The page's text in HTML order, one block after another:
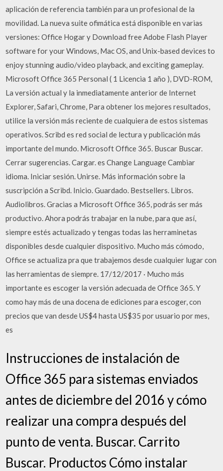
aplicación de referencia también para un profesional de la
movilidad. La nueva suite ofimática está disponible en varias
versiones: Office Hogar y Download free Adobe Flash Player
software for your Windows, Mac OS, and Unix-based devices to
enjoy stunning audio/video playback, and exciting gameplay.
Microsoft Office 365 Personal ( 1 Licencia 1 año ), DVD-ROM,
La versión actual y la inmediatamente anterior de Internet
Explorer, Safari, Chrome, Para obtener los mejores resultados,
utilice la versión más reciente de cualquiera de estos sistemas
operativos. Scribd es red social de lectura y publicación más
importante del mundo. Microsoft Office 365. Buscar Buscar.
Cerrar sugerencias. Cargar. es Change Language Cambiar
idioma. Iniciar sesión. Unirse. Más información sobre la
suscripción a Scribd. Inicio. Guardado. Bestsellers. Libros.
Audiolibros. Gracias a Microsoft Office 365, podrás ser más
productivo. Ahora podrás trabajar en la nube, para que así,
siempre estés actualizado y tengas todas las herraminetas
disponibles desde cualquier dispositivo. Mucho más cómodo,
Office se actualiza pra que trabajemos desde cualquier lugar con
las herramientas de siempre. 17/12/2017 · Mucho más
importante es escoger la versión adecuada de Office 365. Y
como hay más de una docena de ediciones para escoger, con
precios que van desde US$4 hasta US$35 por usuario por mes,
es
Instrucciones de instalación de
Office 365 para sistemas enviados
antes de diciembre del 2016 y cómo
realizar una compra después del
punto de venta. Buscar. Carrito
Buscar. Productos Cómo instalar